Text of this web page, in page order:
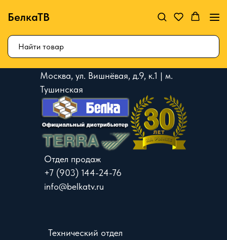
БелкаТВ
Москва, ул. Вишнёвая, д.9, к.1 | м.
Тушинская
Отдел продаж
+7 (903) 144-24-76
info@belkatv.ru
Технический отдел